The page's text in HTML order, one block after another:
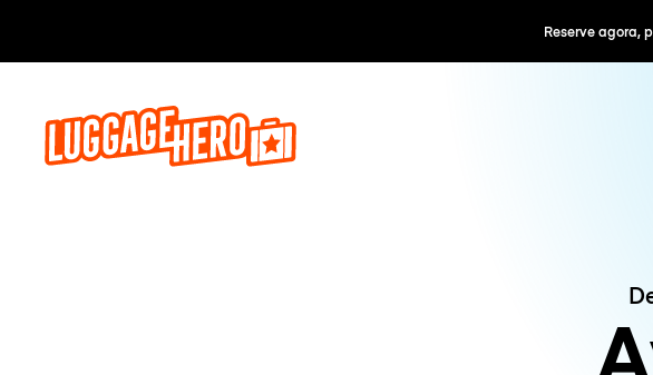
Reserve agora, pague depois